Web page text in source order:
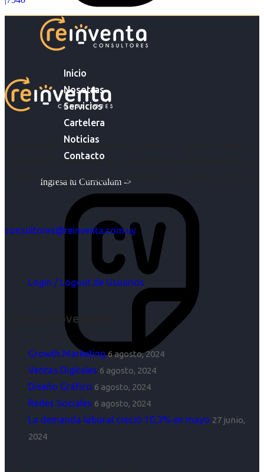
Inicio
Nosotras
Servicios
Cartelera
Noticias
Contacto
Ingresa tu Curriculum ->
Acompañar a empresas en su gestión de capital humano y
acompañar a personas en la búsqueda y encuentro de sus
objetivos es para nosotros un trabajo, pero antes un placer.
consultores@reinventa.com.uy
Login / Logout de Usuarios
Últimas Novedades
Growth Marketing 6 agosto, 2024
Ventas Digitales 6 agosto, 2024
Diseño Gráfico 6 agosto, 2024
Redes Sociales 6 agosto, 2024
La demanda laboral creció 10,3% en mayo 27 junio,
2024